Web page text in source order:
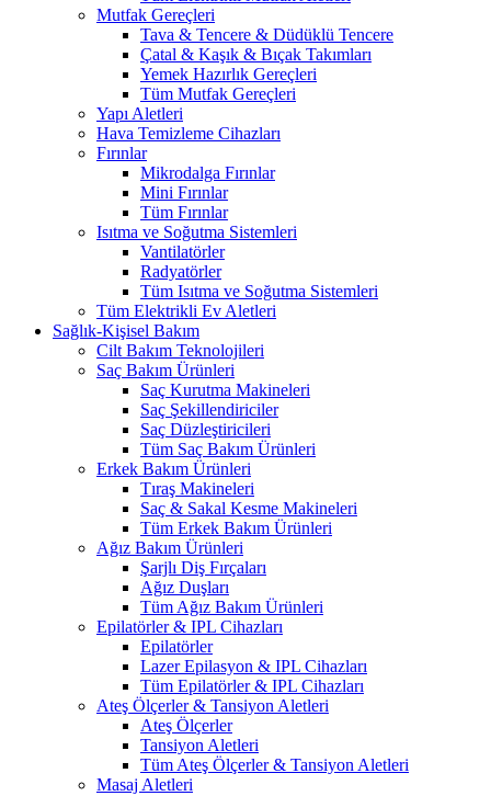
Mutfak Gereçleri
Tava & Tencere & Düdüklü Tencere
Çatal & Kaşık & Bıçak Takımları
Yemek Hazırlık Gereçleri
Tüm Mutfak Gereçleri
Yapı Aletleri
Hava Temizleme Cihazları
Fırınlar
Mikrodalga Fırınlar
Mini Fırınlar
Tüm Fırınlar
Isıtma ve Soğutma Sistemleri
Vantilatörler
Radyatörler
Tüm Isıtma ve Soğutma Sistemleri
Tüm Elektrikli Ev Aletleri
Sağlık-Kişisel Bakım
Cilt Bakım Teknolojileri
Saç Bakım Ürünleri
Saç Kurutma Makineleri
Saç Şekillendiriciler
Saç Düzleştiricileri
Tüm Saç Bakım Ürünleri
Erkek Bakım Ürünleri
Tıraş Makineleri
Saç & Sakal Kesme Makineleri
Tüm Erkek Bakım Ürünleri
Ağız Bakım Ürünleri
Şarjlı Diş Fırçaları
Ağız Duşları
Tüm Ağız Bakım Ürünleri
Epilatörler & IPL Cihazları
Epilatörler
Lazer Epilasyon & IPL Cihazları
Tüm Epilatörler & IPL Cihazları
Ateş Ölçerler & Tansiyon Aletleri
Ateş Ölçerler
Tansiyon Aletleri
Tüm Ateş Ölçerler & Tansiyon Aletleri
Masaj Aletleri